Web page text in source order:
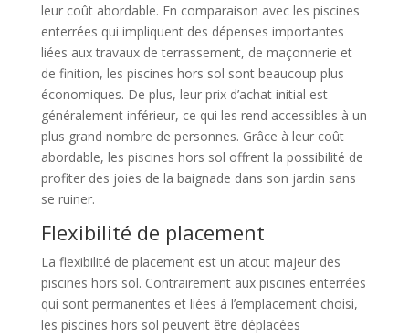
leur coût abordable. En comparaison avec les piscines
enterrées qui impliquent des dépenses importantes
liées aux travaux de terrassement, de maçonnerie et
de finition, les piscines hors sol sont beaucoup plus
économiques. De plus, leur prix d’achat initial est
généralement inférieur, ce qui les rend accessibles à un
plus grand nombre de personnes. Grâce à leur coût
abordable, les piscines hors sol offrent la possibilité de
profiter des joies de la baignade dans son jardin sans
se ruiner.
Flexibilité de placement
La flexibilité de placement est un atout majeur des
piscines hors sol. Contrairement aux piscines enterrées
qui sont permanentes et liées à l’emplacement choisi,
les piscines hors sol peuvent être déplacées